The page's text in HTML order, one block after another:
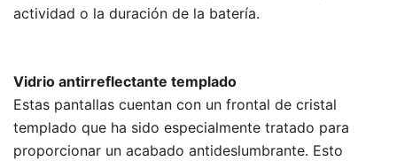
actividad o la duración de la batería.
Vidrio antirreflectante templado
Estas pantallas cuentan con un frontal de cristal
templado que ha sido especialmente tratado para
proporcionar un acabado antideslumbrante. Esto